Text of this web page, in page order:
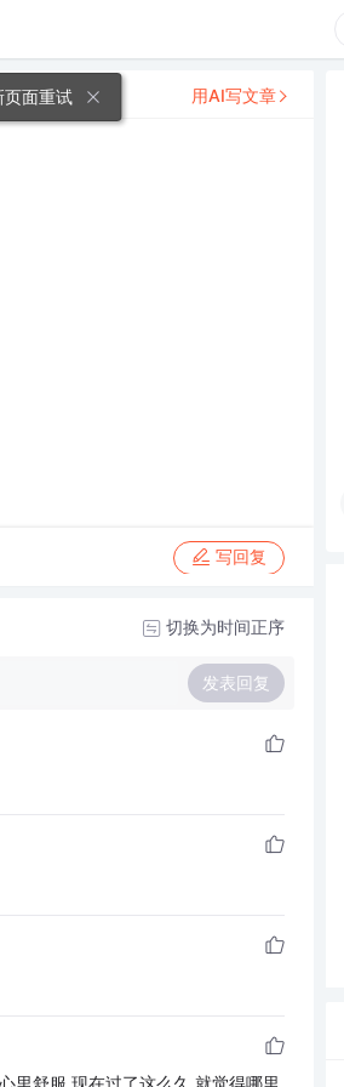
写回复
用AI写文章
切换为时间正序
发表回复
里舒服,现在过了这么久,就觉得哪里
页面重试